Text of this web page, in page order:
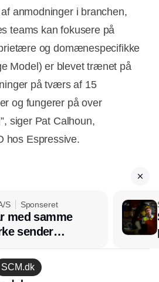
anmodninger i branchen,
teams kan fokusere på
og domænespecifikke
Model) er blevet trænet på
på tværs af 15
og fungerer på over
siger Pat Calhoun,
hos Espressive.
Annonce
S Sponseret
med samme
sender
videre
SCM.dk